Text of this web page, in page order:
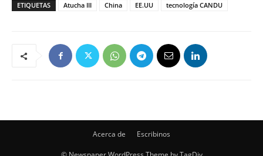
ETIQUETAS Atucha III China EE.UU tecnología CANDU
Acerca de Escribinos